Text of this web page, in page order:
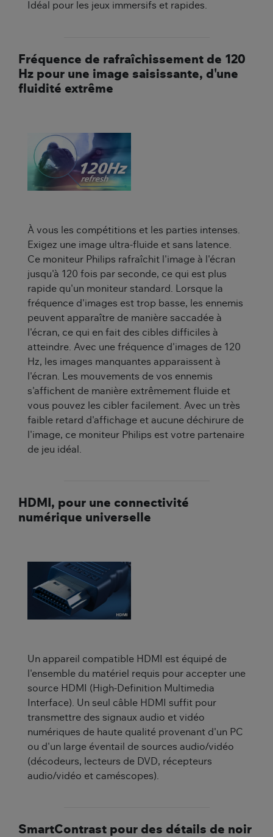
Idéal pour les jeux immersifs et rapides.
Fréquence de rafraîchissement de 120
Hz pour une image saisissante, d'une
fluidité extrême
À vous les compétitions et les parties intenses.
Exigez une image ultra-fluide et sans latence.
Ce moniteur Philips rafraîchit l'image à l'écran
jusqu'à 120 fois par seconde, ce qui est plus
rapide qu'un moniteur standard. Lorsque la
fréquence d'images est trop basse, les ennemis
peuvent apparaître de manière saccadée à
l'écran, ce qui en fait des cibles difficiles à
atteindre. Avec une fréquence d'images de 120
Hz, les images manquantes apparaissent à
l'écran. Les mouvements de vos ennemis
s'affichent de manière extrêmement fluide et
vous pouvez les cibler facilement. Avec un très
faible retard d'affichage et aucune déchirure de
l'image, ce moniteur Philips est votre partenaire
de jeu idéal.
HDMI, pour une connectivité
numérique universelle
Un appareil compatible HDMI est équipé de
l'ensemble du matériel requis pour accepter une
source HDMI (High-Definition Multimedia
Interface). Un seul câble HDMI suffit pour
transmettre des signaux audio et vidéo
numériques de haute qualité provenant d'un PC
ou d'un large éventail de sources audio/vidéo
(décodeurs, lecteurs de DVD, récepteurs
audio/vidéo et caméscopes).
SmartContrast pour des détails de noir